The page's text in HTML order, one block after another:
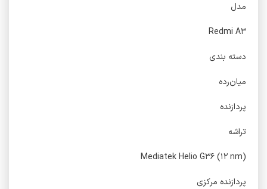
مدل
Redmi A۳
دسته ‌بندی
‌میان‌رده
پردازنده
تراشه
Mediatek Helio G۳۶ (۱۲ nm)
پردازنده‌ مرکزی